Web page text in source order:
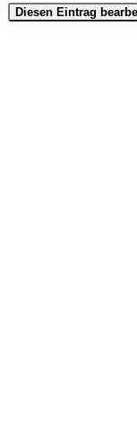
Diesen Eintrag